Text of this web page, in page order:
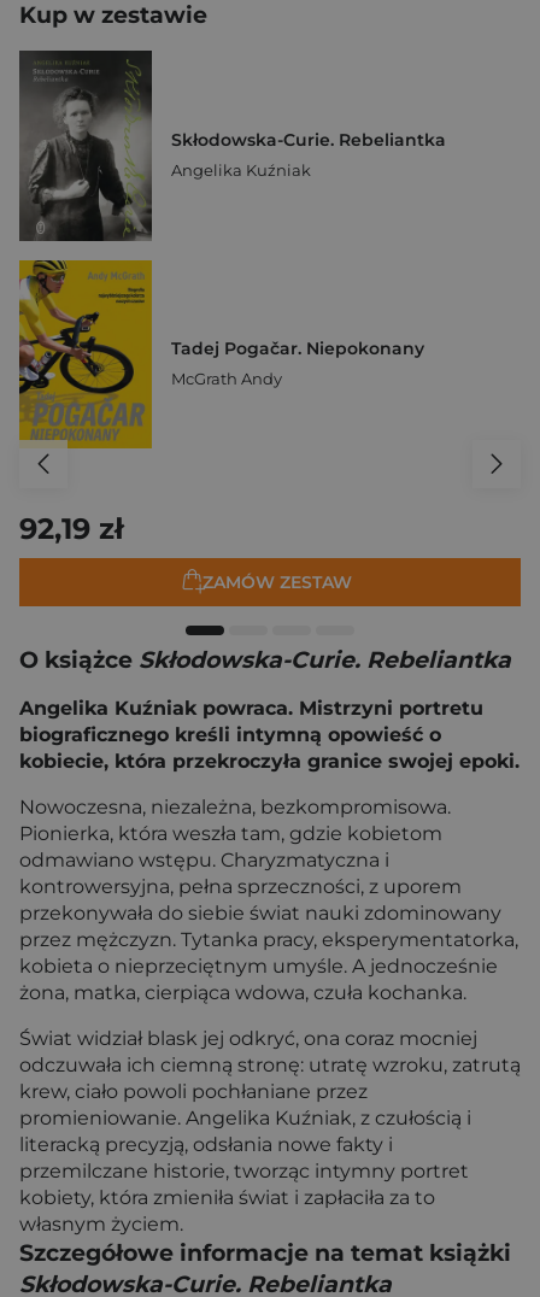
Kup w zestawie
Skłodowska-Curie. Rebeliantka
Angelika Kuźniak
Tadej Pogačar. Niepokonany
McGrath Andy
92,19 zł
ZAMÓW ZESTAW
O książce Skłodowska-Curie. Rebeliantka
Angelika Kuźniak powraca. Mistrzyni portretu
biograficznego kreśli intymną opowieść o
kobiecie, która przekroczyła granice swojej epoki.
Nowoczesna, niezależna, bezkompromisowa.
Pionierka, która weszła tam, gdzie kobietom
odmawiano wstępu. Charyzmatyczna i
kontrowersyjna, pełna sprzeczności, z uporem
przekonywała do siebie świat nauki zdominowany
przez mężczyzn. Tytanka pracy, eksperymentatorka,
kobieta o nieprzeciętnym umyśle. A jednocześnie
żona, matka, cierpiąca wdowa, czuła kochanka.
Świat widział blask jej odkryć, ona coraz mocniej
odczuwała ich ciemną stronę: utratę wzroku, zatrutą
krew, ciało powoli pochłaniane przez
promieniowanie. Angelika Kuźniak, z czułością i
literacką precyzją, odsłania nowe fakty i
przemilczane historie, tworząc intymny portret
kobiety, która zmieniła świat i zapłaciła za to
własnym życiem.
Szczegółowe informacje na temat książki
Skłodowska-Curie. Rebeliantka